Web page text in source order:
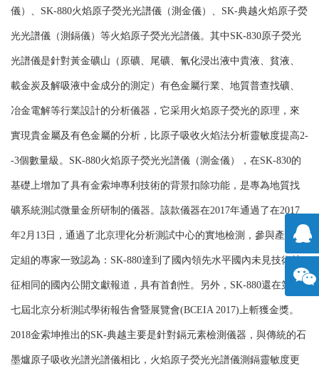
儀）、SK-880火焰原子熒光光譜儀（測金儀）、SK-典越火焰原子熒
光光譜儀（測鎘儀）等火焰原子熒光光譜儀。其中SK-830原子熒光
光譜儀是針對黃金礦山（原礦、尾礦、氰化浸出液中貴液、貧液、
載金炭及解吸液中金成分的測定）有色金屬行業、地質普查找礦、
冶金電解等行業設計的分析儀器，它采用火焰原子熒光的原理，來
實現貴金屬及有色金屬的分析，比原子吸收火焰法分析靈敏度提高2-
-3個數量級。SK-880火焰原子熒光光譜儀（測金儀），在SK-830的
基礎上增加了具有金索坤專利技術的背景扣除功能，是專為地質找
礦系統測試微量金所研制的儀器。該款儀器在2017年通過了在2017
年2月13日，通過了北京理化分析測試中心的實地檢測，參與產品鑒
定組的專家一致認為：SK-880達到了國內領先水平國內未見技術特
征相同的國內公開文獻報道，具有首創性。另外，SK-880還在第十
七屆北京分析測試學術報告會暨展覽會(BCEIA 2017)上斬獲金獎。
2018金索坤推出的SK-典越主要是針對鎘元素檢測儀器，與傳統的石
墨爐原子吸收光譜光譜儀相比，火焰原子熒光光譜儀測鎘靈敏度更
擊咨
詢
方微
信